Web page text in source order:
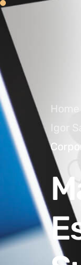
Home
Igor